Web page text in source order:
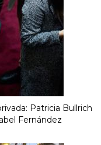
Patricia Bullrich
Fernández